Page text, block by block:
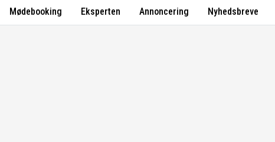
Mødebooking Eksperten Annoncering Nyhedsbreve